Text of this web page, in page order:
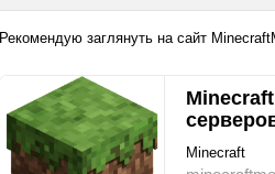
Рекомендую заглянуть на сайт
Minecraft